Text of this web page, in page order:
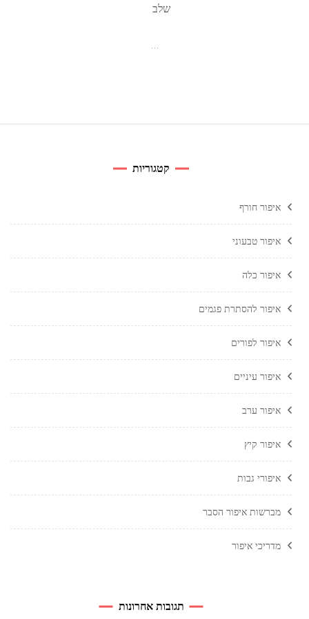
שלב
…
קטגוריות
איפור חורף
איפור טבעוני
איפור כלה
איפור להסתרת פגמים
איפור לפורים
איפור עיניים
איפור ערב
איפור קיץ
איפורי גבות
מברשות איפור הסבר
מדריכי איפור
תגובות אחרונות